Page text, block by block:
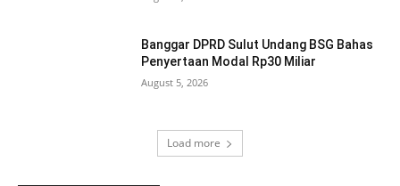
Banggar DPRD Sulut Undang BSG Bahas
Penyertaan Modal Rp30 Miliar
August 5, 2026
Load more